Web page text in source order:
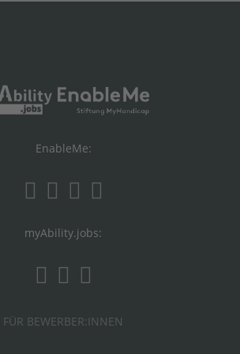
EnableMe:
myAbility.jobs:
FÜR BEWERBER:INNEN